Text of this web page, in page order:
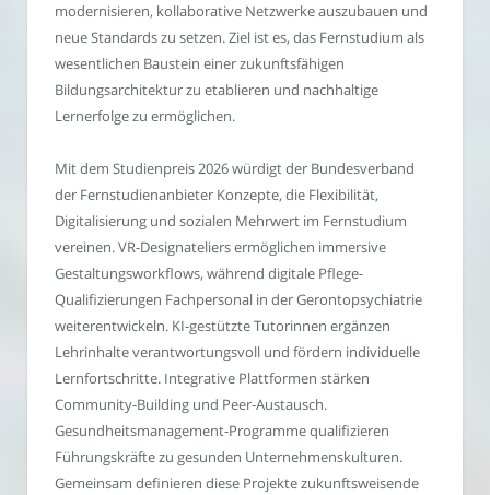
modernisieren, kollaborative Netzwerke auszubauen und
neue Standards zu setzen. Ziel ist es, das Fernstudium als
wesentlichen Baustein einer zukunftsfähigen
Bildungsarchitektur zu etablieren und nachhaltige
Lernerfolge zu ermöglichen.
Mit dem Studienpreis 2026 würdigt der Bundesverband
der Fernstudienanbieter Konzepte, die Flexibilität,
Digitalisierung und sozialen Mehrwert im Fernstudium
vereinen. VR-Designateliers ermöglichen immersive
Gestaltungsworkflows, während digitale Pflege-
Qualifizierungen Fachpersonal in der Gerontopsychiatrie
weiterentwickeln. KI-gestützte Tutorinnen ergänzen
Lehrinhalte verantwortungsvoll und fördern individuelle
Lernfortschritte. Integrative Plattformen stärken
Community-Building und Peer-Austausch.
Gesundheitsmanagement-Programme qualifizieren
Führungskräfte zu gesunden Unternehmenskulturen.
Gemeinsam definieren diese Projekte zukunftsweisende